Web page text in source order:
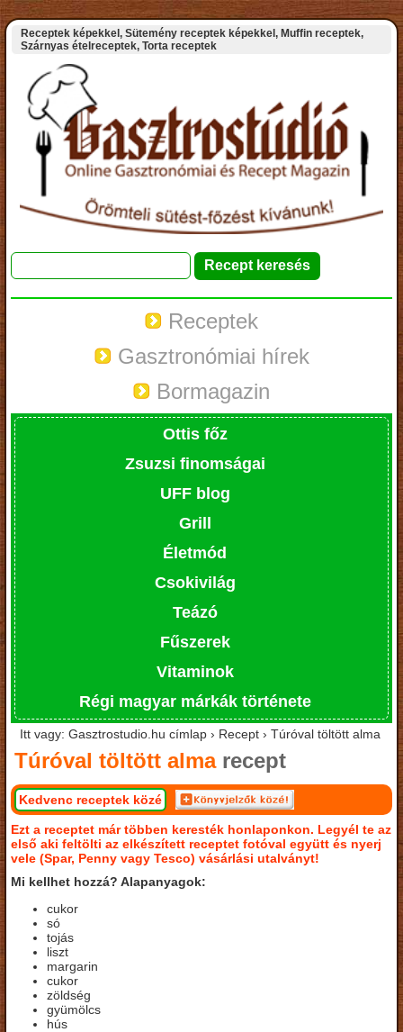
Receptek képekkel, Sütemény receptek képekkel, Muffin receptek,
Szárnyas ételreceptek, Torta receptek
Receptek
Gasztronómiai hírek
Bormagazin
Ottis főz
Zsuzsi finomságai
UFF blog
Grill
Életmód
Csokivilág
Teázó
Fűszerek
Vitaminok
Régi magyar márkák története
Itt vagy: Gasztrostudio.hu címlap › Recept › Túróval töltött alma
Túróval töltött almarecept
Kedvenc receptek közé
Ezt a receptet már többen keresték honlaponkon. Legyél te az
első aki feltölti az elkészített receptet fotóval együtt és nyerj
vele (Spar, Penny vagy Tesco) vásárlási utalványt!
Mi kellhet hozzá? Alapanyagok:
cukor
só
tojás
liszt
margarin
cukor
zöldség
gyümölcs
hús